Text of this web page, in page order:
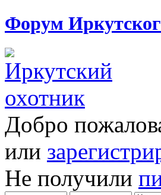
Форум
Добро
или
Не получили